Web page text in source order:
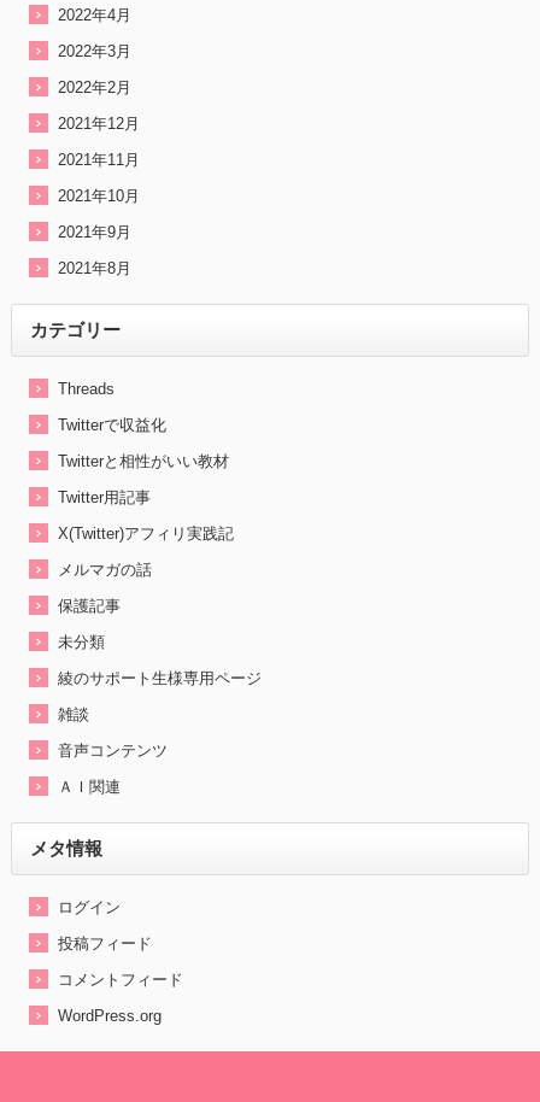
2022年4月
2022年3月
2022年2月
2021年12月
2021年11月
2021年10月
2021年9月
2021年8月
カテゴリー
Threads
Twitterで収益化
Twitterと相性がいい教材
Twitter用記事
X(Twitter)アフィリ実践記
メルマガの話
保護記事
未分類
綾のサポート生様専用ページ
雑談
音声コンテンツ
ＡＩ関連
メタ情報
ログイン
投稿フィード
コメントフィード
WordPress.org